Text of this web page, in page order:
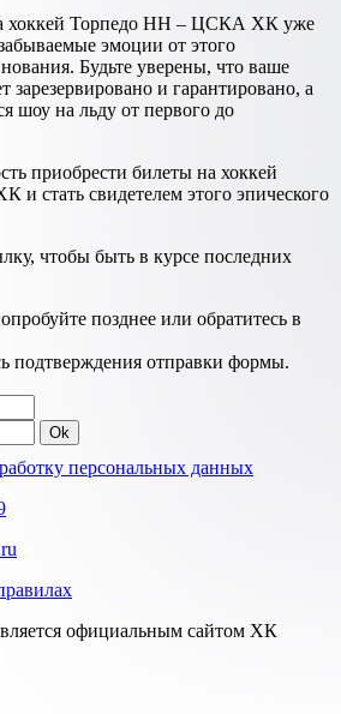
хоккей Торпедо НН – ЦСКА ХК уже
эмоции от этого
Будьте уверены, что ваше
зарезервировано и гарантировано, а
шоу на льду от первого до
приобрести билеты на хоккей
стать свидетелем этого эпического
чтобы быть в курсе последних
позднее или обратитесь в
подтверждения отправки формы.
Ok
персональных данных
официальным сайтом ХК